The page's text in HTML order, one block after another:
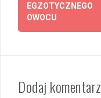
EGZOTYCZNEGO
OWOCU
Dodaj komentarz